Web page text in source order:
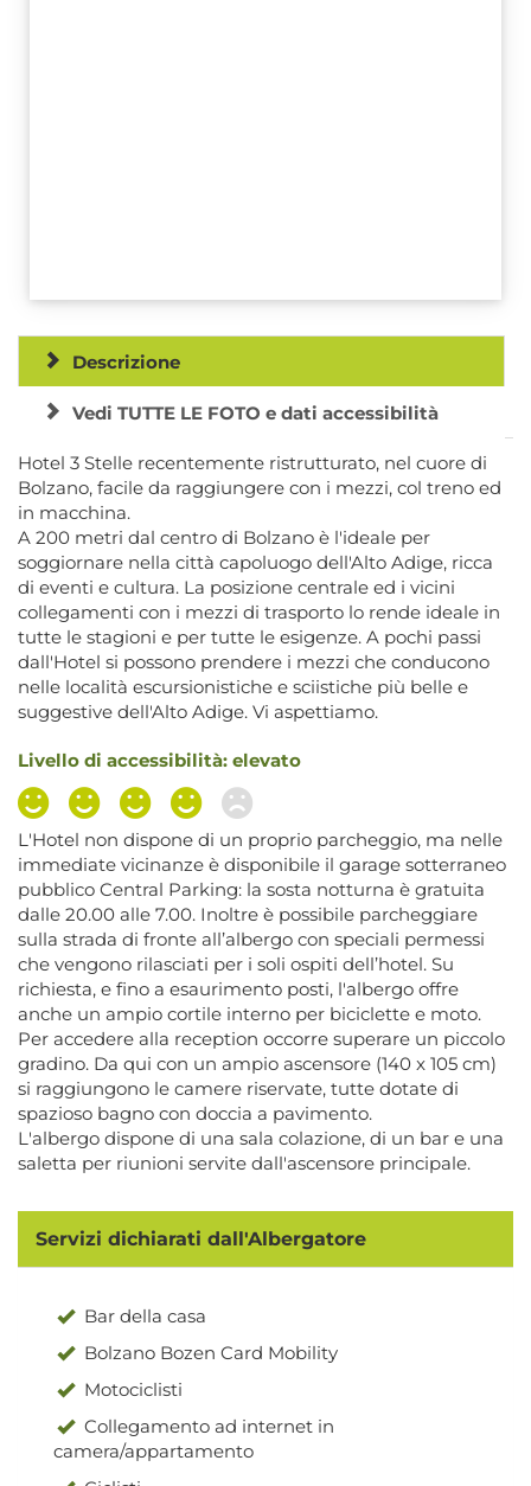
Descrizione
Vedi TUTTE LE FOTO e dati accessibilità
Hotel 3 Stelle recentemente ristrutturato, nel cuore di
Bolzano, facile da raggiungere con i mezzi, col treno ed
in macchina.
A 200 metri dal centro di Bolzano è l'ideale per
soggiornare nella città capoluogo dell'Alto Adige, ricca
di eventi e cultura. La posizione centrale ed i vicini
collegamenti con i mezzi di trasporto lo rende ideale in
tutte le stagioni e per tutte le esigenze. A pochi passi
dall'Hotel si possono prendere i mezzi che conducono
nelle località escursionistiche e sciistiche più belle e
suggestive dell'Alto Adige. Vi aspettiamo.
Livello di accessibilità: elevato
L'Hotel non dispone di un proprio parcheggio, ma nelle
immediate vicinanze è disponibile il garage sotterraneo
pubblico Central Parking: la sosta notturna è gratuita
dalle 20.00 alle 7.00. Inoltre è possibile parcheggiare
sulla strada di fronte all’albergo con speciali permessi
che vengono rilasciati per i soli ospiti dell’hotel. Su
richiesta, e fino a esaurimento posti, l'albergo offre
anche un ampio cortile interno per biciclette e moto.
Per accedere alla reception occorre superare un piccolo
gradino. Da qui con un ampio ascensore (140 x 105 cm)
si raggiungono le camere riservate, tutte dotate di
spazioso bagno con doccia a pavimento.
L'albergo dispone di una sala colazione, di un bar e una
saletta per riunioni servite dall'ascensore principale.
Servizi dichiarati dall'Albergatore
Bar della casa
Bolzano Bozen Card Mobility
Motociclisti
Collegamento ad internet in
camera/appartamento